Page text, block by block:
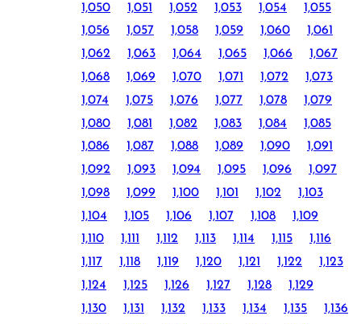
1,050
1,051 1,052 1,053 1,054
1,055
1,056
1,057 1,058 1,059 1,060
1,061
1,062
1,063 1,064 1,065 1,066
1,067
1,068
1,069 1,070 1,071 1,072
1,073
1,074
1,075 1,076 1,077 1,078
1,079
1,080
1,081 1,082 1,083 1,084
1,085
1,086
1,087 1,088 1,089 1,090
1,091
1,092
1,093 1,094 1,095 1,096
1,097
1,098
1,099 1,100 1,101 1,102
1,103
1,104
1,105 1,106 1,107 1,108
1,109
1,110
1,111 1,112 1,113 1,114 1,115
1,116
1,117
1,118 1,119 1,120 1,121 1,122
1,123
1,124
1,125 1,126 1,127 1,128
1,129
1,130
1,131 1,132 1,133 1,134 1,135
1,136